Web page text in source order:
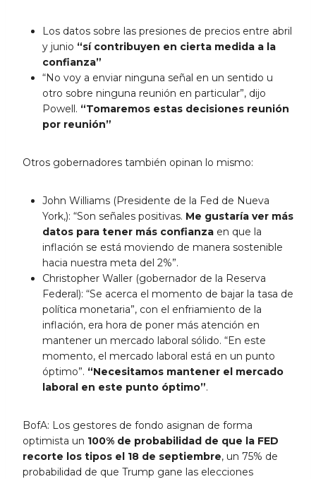
Los datos sobre las presiones de precios entre abril
y junio “sí contribuyen en cierta medida a la
confianza”
“No voy a enviar ninguna señal en un sentido u
otro sobre ninguna reunión en particular”, dijo
Powell. “Tomaremos estas decisiones reunión
por reunión”
Otros gobernadores también opinan lo mismo:
John Williams (Presidente de la Fed de Nueva
York,): “Son señales positivas. Me gustaría ver más
datos para tener más confianza en que la
inflación se está moviendo de manera sostenible
hacia nuestra meta del 2%”.
Christopher Waller (gobernador de la Reserva
Federal): “Se acerca el momento de bajar la tasa de
política monetaria”, con el enfriamiento de la
inflación, era hora de poner más atención en
mantener un mercado laboral sólido. “En este
momento, el mercado laboral está en un punto
óptimo”. “Necesitamos mantener el mercado
laboral en este punto óptimo”.
BofA: Los gestores de fondo asignan de forma
optimista un 100% de probabilidad de que la FED
recorte los tipos el 18 de septiembre, un 75% de
probabilidad de que Trump gane las elecciones